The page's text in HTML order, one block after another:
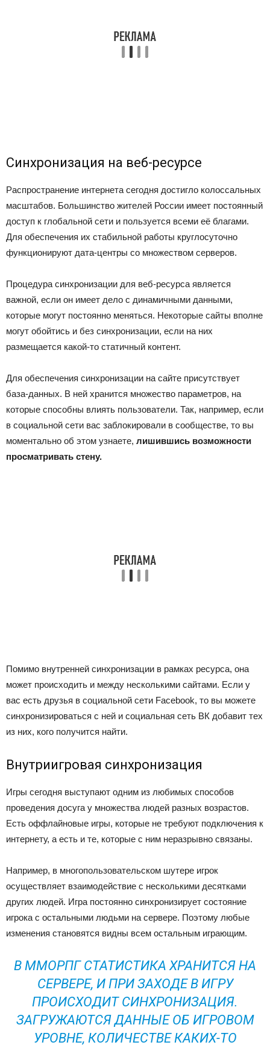
Синхронизация на веб-ресурсе
Распространение интернета сегодня достигло колоссальных
масштабов. Большинство жителей России имеет постоянный
доступ к глобальной сети и пользуется всеми её благами.
Для обеспечения их стабильной работы круглосуточно
функционируют дата-центры со множеством серверов.
Процедура синхронизации для веб-ресурса является
важной, если он имеет дело с динамичными данными,
которые могут постоянно меняться. Некоторые сайты вполне
могут обойтись и без синхронизации, если на них
размещается какой-то статичный контент.
Для обеспечения синхронизации на сайте присутствует
база-данных. В ней хранится множество параметров, на
которые способны влиять пользователи. Так, например, если
в социальной сети вас заблокировали в сообществе, то вы
моментально об этом узнаете, лишившись возможности
просматривать стену.
Помимо внутренней синхронизации в рамках ресурса, она
может происходить и между несколькими сайтами. Если у
вас есть друзья в социальной сети Facebook, то вы можете
синхронизироваться с ней и социальная сеть ВК добавит тех
из них, кого получится найти.
Внутриигровая синхронизация
Игры сегодня выступают одним из любимых способов
проведения досуга у множества людей разных возрастов.
Есть оффлайновые игры, которые не требуют подключения к
интернету, а есть и те, которые с ним неразрывно связаны.
Например, в многопользовательском шутере игрок
осуществляет взаимодействие с несколькими десятками
других людей. Игра постоянно синхронизирует состояние
игрока с остальными людьми на сервере. Поэтому любые
изменения становятся видны всем остальным играющим.
В ММОРПГ СТАТИСТИКА ХРАНИТСЯ НА
СЕРВЕРЕ, И ПРИ ЗАХОДЕ В ИГРУ
ПРОИСХОДИТ СИНХРОНИЗАЦИЯ.
ЗАГРУЖАЮТСЯ ДАННЫЕ ОБ ИГРОВОМ
УРОВНЕ, КОЛИЧЕСТВЕ КАКИХ-ТО